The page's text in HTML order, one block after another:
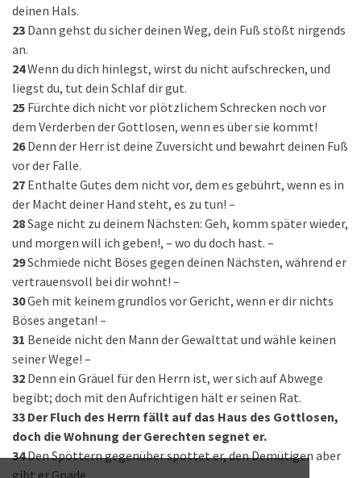
deinen Hals.
23 Dann gehst du sicher deinen Weg, dein Fuß stößt nirgends
an.
24Wenn du dich hinlegst, wirst du nicht aufschrecken, und
liegst du, tut dein Schlaf dir gut.
25 Fürchte dich nicht vor plötzlichem Schrecken noch vor
dem Verderben der Gottlosen, wenn es über sie kommt!
26 Denn der Herr ist deine Zuversicht und bewahrt deinen Fuß
vor der Falle.
27 Enthalte Gutes dem nicht vor, dem es gebührt, wenn es in
der Macht deiner Hand steht, es zu tun! –
28Sage nicht zu deinem Nächsten: Geh, komm später wieder,
und morgen will ich geben!, – wo du doch hast. –
29Schmiede nicht Böses gegen deinen Nächsten, während er
vertrauensvoll bei dir wohnt! –
30Geh mit keinem grundlos vor Gericht, wenn er dir nichts
Böses angetan! –
31 Beneide nicht den Mann der Gewalttat und wähle keinen
seiner Wege! –
32 Denn ein Gräuel für den Herrn ist, wer sich auf Abwege
begibt; doch mit den Aufrichtigen hält er seinen Rat.
33 Der Fluch des Herrn fällt auf das Haus des Gottlosen,
doch die Wohnung der Gerechten segnet er.
34Den Spöttern gegenüber spottet er, den Demütigen aber
gibt er Gnade.